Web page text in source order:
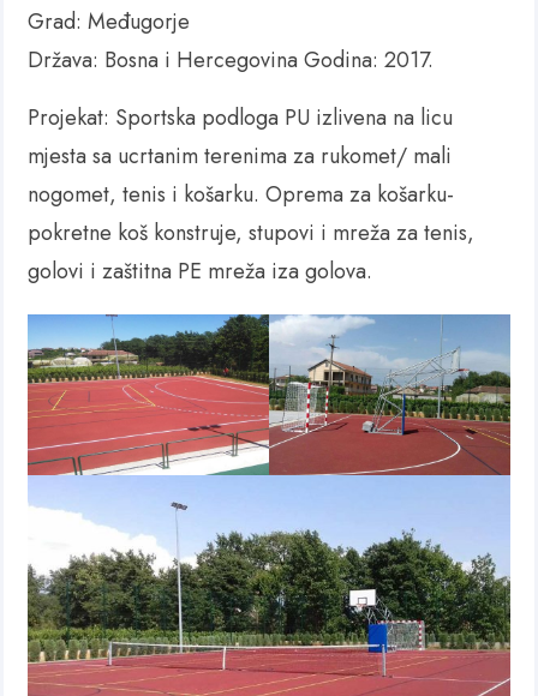
Grad: Međugorje
Država: Bosna i Hercegovina Godina: 2017.
Projekat: Sportska podloga PU izlivena na licu
mjesta sa ucrtanim terenima za rukomet/ mali
nogomet, tenis i košarku. Oprema za košarku-
pokretne koš konstruje, stupovi i mreža za tenis,
golovi i zaštitna PE mreža iza golova.